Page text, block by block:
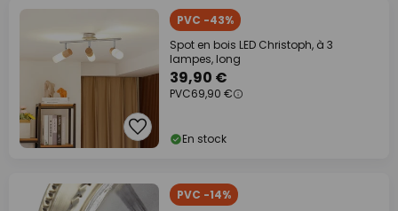
PVC -43%
Spot en bois LED Christoph, à 3
lampes, long
39,90 €
PVC69,90 €
En stock
PVC -14%